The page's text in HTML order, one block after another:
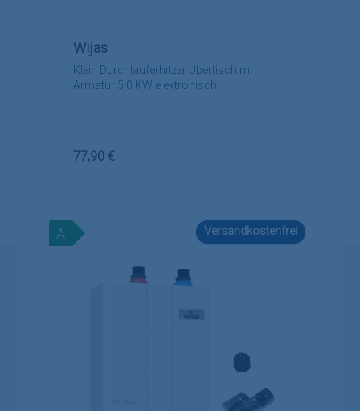
Klein Durchlauferhitzer Übertisch m.
Armatur 5,0 KW elektronisch
Wijas
Regulärer Preis:
77,90 €
Versandkostenfrei
A